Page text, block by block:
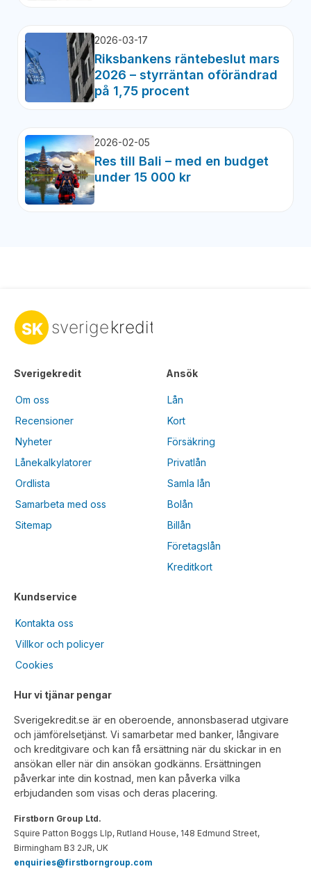
2026-03-17
Riksbankens räntebeslut mars
2026 – styrräntan oförändrad
på 1,75 procent
2026-02-05
Res till Bali – med en budget
under 15 000 kr
Sverigekredit
Om oss
Recensioner
Nyheter
Lånekalkylatorer
Ordlista
Samarbeta med oss
Sitemap
Kundservice
Kontakta oss
Villkor och policyer
Cookies
Ansök
Lån
Kort
Försäkring
Privatlån
Samla lån
Bolån
Billån
Företagslån
Kreditkort
Hur vi tjänar pengar
Sverigekredit.se är en oberoende, annonsbaserad utgivare
och jämförelsetjänst. Vi samarbetar med banker, långivare
och kreditgivare och kan få ersättning när du skickar in en
ansökan eller när din ansökan godkänns. Ersättningen
påverkar inte din kostnad, men kan påverka vilka
erbjudanden som visas och deras placering.
Firstborn Group Ltd.
Squire Patton Boggs Llp, Rutland House, 148 Edmund Street,
Birmingham B3 2JR, UK
enquiries@firstborngroup.com